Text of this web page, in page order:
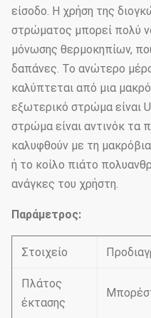
είσοδο. Η χρήση της
στρώματος μπορεί πολύ
μόνωσης θερμοκηπίων,
δαπάνες. Το ανώτερο
καλύπτεται από μια
εξωτερικό στρώμα είναι
στρώμα είναι αντινόκ τα
καλυφθούν με τη
ή το κοίλο πιάτο
ανάγκες του χρήστη.
Παράμετρος:
Στοιχείο
Πλάτος
έκτασης